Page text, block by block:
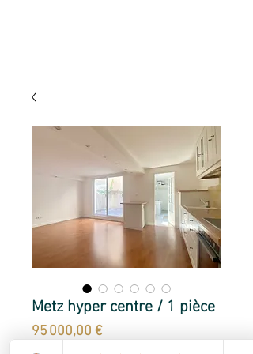
Metz hyper centre / 1 pièce
95 000,00 €Prix